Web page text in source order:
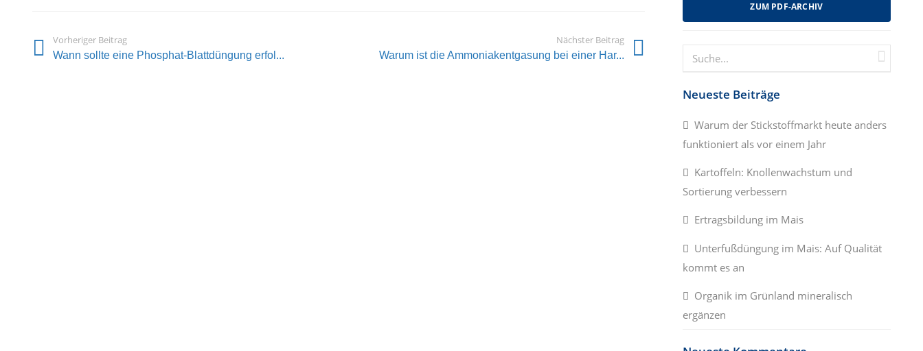
Vorheriger Beitrag
Wann sollte eine Phosphat-Blattdüngung erfol...
Nächster Beitrag
Warum ist die Ammoniakentgasung bei einer Har...
ZUM PDF-ARCHIV
Neueste Beiträge
Warum der Stickstoffmarkt heute anders
funktioniert als vor einem Jahr
Kartoffeln: Knollenwachstum und
Sortierung verbessern
Ertragsbildung im Mais
Unterfußdüngung im Mais: Auf Qualität
kommt es an
Organik im Grünland mineralisch
ergänzen